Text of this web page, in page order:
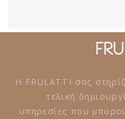
Η FRULATTI σας
τελική
υπηρεσίες που